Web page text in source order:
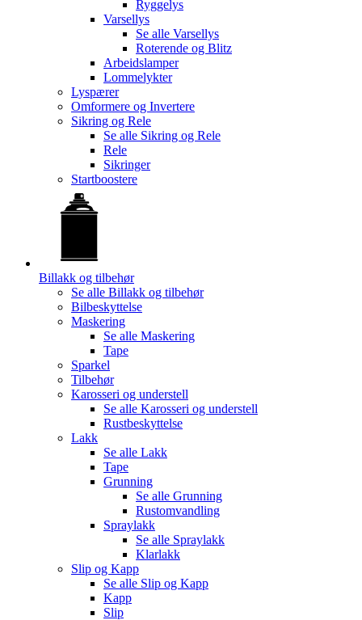
Ryggelys
Varsellys
Se alle Varsellys
Roterende og Blitz
Arbeidslamper
Lommelykter
Lyspærer
Omformere og Invertere
Sikring og Rele
Se alle Sikring og Rele
Rele
Sikringer
Startboostere
Billakk og tilbehør
Se alle Billakk og tilbehør
Bilbeskyttelse
Maskering
Se alle Maskering
Tape
Sparkel
Tilbehør
Karosseri og understell
Se alle Karosseri og understell
Rustbeskyttelse
Lakk
Se alle Lakk
Tape
Grunning
Se alle Grunning
Rustomvandling
Spraylakk
Se alle Spraylakk
Klarlakk
Slip og Kapp
Se alle Slip og Kapp
Kapp
Slip